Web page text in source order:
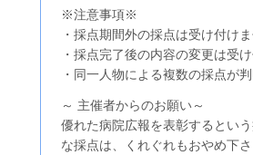
※注意事項※
・採点期間外の採点は受け付け
・採点完了後の内容の変更は受
・同一人物による複数の採点が
～ 主催者からのお願い～
優れた病院広報を表彰するとい
な採点は、くれぐれもおやめ下